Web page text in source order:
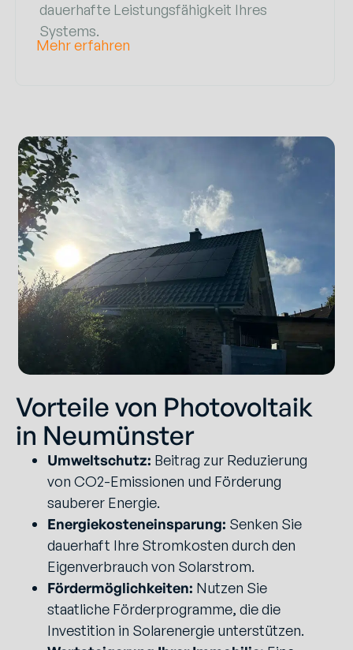
dauerhafte Leistungsfähigkeit Ihres
Systems.
Mehr erfahren
Vorteile von Photovoltaik
in Neumünster
Umweltschutz: Beitrag zur Reduzierung
von CO2-Emissionen und Förderung
sauberer Energie.
Energiekosteneinsparung: Senken Sie
dauerhaft Ihre Stromkosten durch den
Eigenverbrauch von Solarstrom.
Fördermöglichkeiten: Nutzen Sie
staatliche Förderprogramme, die die
Investition in Solarenergie unterstützen.